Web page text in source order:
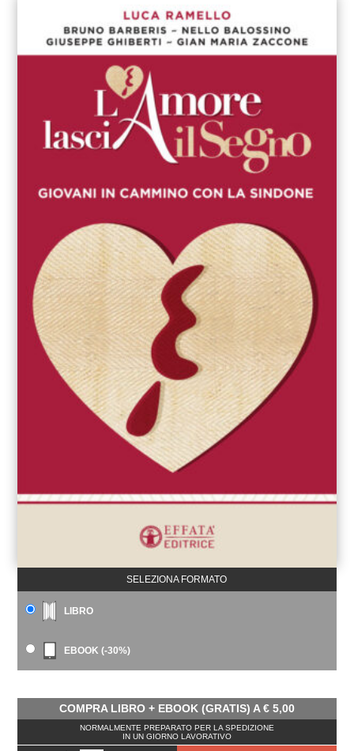
SELEZIONA FORMATO
LIBRO
EBOOK (-30%)
COMPRA LIBRO + EBOOK (GRATIS) A€5,00
NORMALMENTE PREPARATO PER LA SPEDIZIONE
IN UN GIORNO LAVORATIVO